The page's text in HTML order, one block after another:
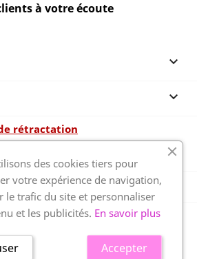
à votre écoute


rétractation

la Société des Avis Garantis,cliquez ici pour
funéraires.fr, développé par Wess
des cookies tiers pour
votre expérience de navigation,
le trafic du site et personnaliser
et les publicités. En savoir plus
Accepter